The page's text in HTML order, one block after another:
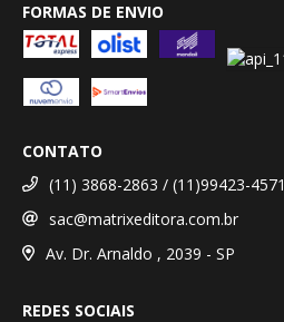
FORMAS DE ENVIO
CONTATO
(11) 3868-2863 / (11)99423-4571
sac@matrixeditora.com.br
Av. Dr. Arnaldo , 2039 - SP
REDES SOCIAIS